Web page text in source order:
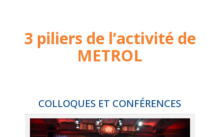
3 piliers de l’activité de
METROL
COLLOQUES ET CONFÉRENCES